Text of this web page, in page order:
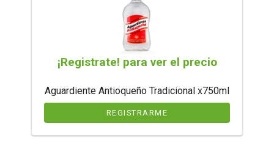
¡Registrate! para ver el precio
Aguardiente Antioqueño Tradicional x750ml
REGISTRARME